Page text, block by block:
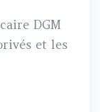
DGM
et les